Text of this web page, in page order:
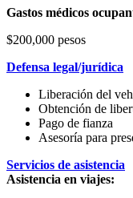
Gastos médicos
$200,000 pesos
Defensa legal/jurídica
Liberación del
Obtención de
Pago de fianza
Asesoría para
Servicios de asistencia
Asistencia en viajes: